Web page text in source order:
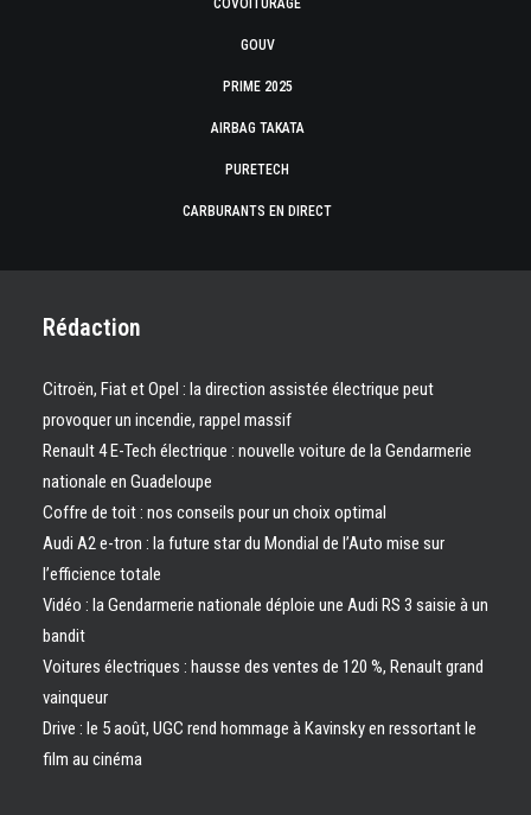
COVOITURAGE
GOUV
PRIME 2025
AIRBAG TAKATA
PURETECH
CARBURANTS EN DIRECT
Rédaction
Citroën, Fiat et Opel : la direction assistée électrique peut
provoquer un incendie, rappel massif
Renault 4 E-Tech électrique : nouvelle voiture de la Gendarmerie
nationale en Guadeloupe
Coffre de toit : nos conseils pour un choix optimal
Audi A2 e-tron : la future star du Mondial de l’Auto mise sur
l’efficience totale
Vidéo : la Gendarmerie nationale déploie une Audi RS 3 saisie à un
bandit
Voitures électriques : hausse des ventes de 120 %, Renault grand
vainqueur
Drive : le 5 août, UGC rend hommage à Kavinsky en ressortant le
film au cinéma